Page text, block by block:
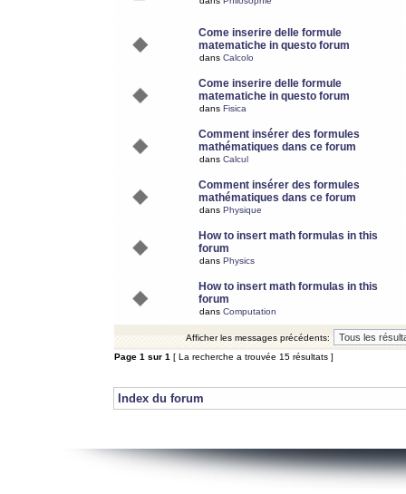
Come inserire delle formule
matematiche in questo forum
dans Calcolo
Come inserire delle formule
matematiche in questo forum
dans Fisica
Comment insérer des formules
mathématiques dans ce forum
dans Calcul
Comment insérer des formules
mathématiques dans ce forum
dans Physique
How to insert math formulas in this
forum
dans Physics
How to insert math formulas in this
forum
dans Computation
Afficher les messages précédents:
Page 1 sur 1 [ La recherche a trouvée 15 résultats ]
Index du forum